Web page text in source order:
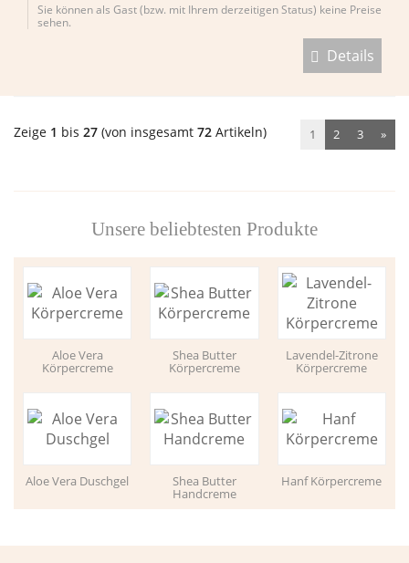
Sie können als Gast (bzw. mit Ihrem derzeitigen Status) keine Preise
sehen.
Details
Zeige 1 bis 27 (von insgesamt 72 Artikeln) 1 2 3 »
Unsere beliebtesten Produkte
Aloe Vera
Körpercreme
Shea Butter
Körpercreme
Lavendel-Zitrone
Körpercreme
Aloe Vera Duschgel Shea Butter
Handcreme
Hanf Körpercreme